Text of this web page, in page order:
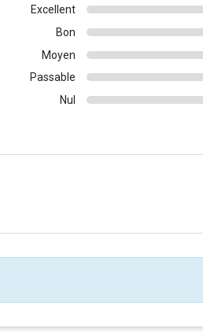
Excellent
Bon
Moyen
Passable
Nul